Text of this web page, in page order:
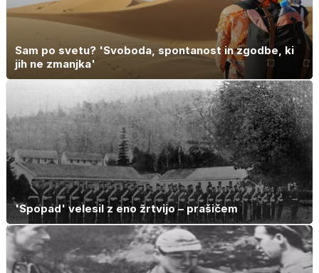
Sam po svetu? 'Svoboda, spontanost in zgodbe, ki
jih ne zmanjka'
'Spopad' velesil z eno žrtvijo – prašičem